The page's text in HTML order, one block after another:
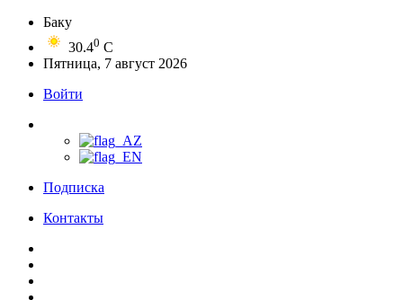
Баку
30.40 C
Пятница, 7 август 2026
Войти
Подписка
Контакты